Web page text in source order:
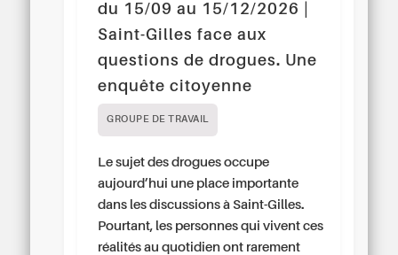
du 15/09 au 15/12/2026 |
Saint-Gilles face aux
questions de drogues. Une
enquête citoyenne
GROUPE DE TRAVAIL
Le sujet des drogues occupe
aujourd’hui une place importante
dans les discussions à Saint-Gilles.
Pourtant, les personnes qui vivent ces
réalités au quotidien ont rarement